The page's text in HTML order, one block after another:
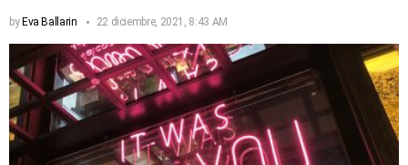
byEva Ballarin 22 diciembre, 2021, 8:43 AM